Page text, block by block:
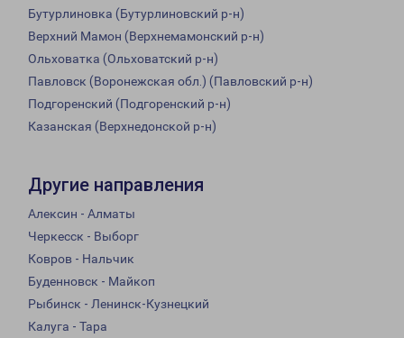
Бутурлиновка (Бутурлиновский р-н)
Верхний Мамон (Верхнемамонский р-н)
Ольховатка (Ольховатский р-н)
Павловск (Воронежская обл.) (Павловский р-н)
Подгоренский (Подгоренский р-н)
Казанская (Верхнедонской р-н)
Другие направления
Алексин - Алматы
Черкесск - Выборг
Ковров - Нальчик
Буденновск - Майкоп
Рыбинск - Ленинск-Кузнецкий
Калуга - Тара